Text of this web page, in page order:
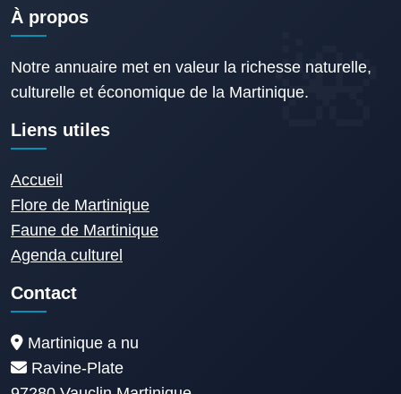
À propos
Notre annuaire met en valeur la richesse naturelle,
culturelle et économique de la Martinique.
Liens utiles
Accueil
Flore de Martinique
Faune de Martinique
Agenda culturel
Contact
Martinique a nu
Ravine-Plate